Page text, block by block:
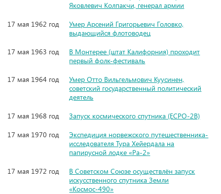
Яковлевич Колпакчи, генерал армии
17 мая 1962 год
Умер Арсений Григорьевич Головко,
выдающийся флотоводец
17 мая 1963 год
В Монтерее (штат Калифорния) проходит
первый фолк-фестиваль
17 мая 1964 год
Умер Отто Вильгельмович Куусинен,
советский государственный политический
деятель
17 мая 1968 год
Запуск космического спутника (ЕСРО-2В)
17 мая 1970 год
Экспедиция норвежского путешественника-
исследователя Тура Хейердала на
папирусной лодке «Ра-2»
17 мая 1972 год
В Советском Союзе осуществлён запуск
искусственного спутника Земли
«Космос-490»